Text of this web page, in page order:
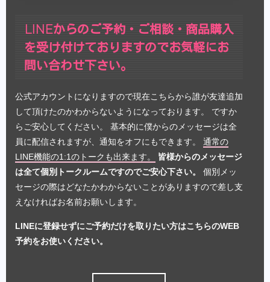
LINEからのご予約・ご相談・商品購入
を受け付けておりますのでお気軽にお
問い合わせ下さい。
公式アカウントになりますので現在こちらから誰が友達追加
して頂けたのかわからないようになっております。 ですか
らご安心してください。 基本的に僕からのメッセージは全
員に配信されますが、通知をオフにもできます。 通常の
LINE機能の1:1のトークも出来ます。
皆様からのメッセージ
は全て個別トークルームですのでご安心下さい。
個別メッ
セージの際はどなたかわからないことがありますので差し支
えなければお名前お願いします。
LINEに登録せずにご予約だけを取りたい方はこちらのWEB
予約をお使いください。